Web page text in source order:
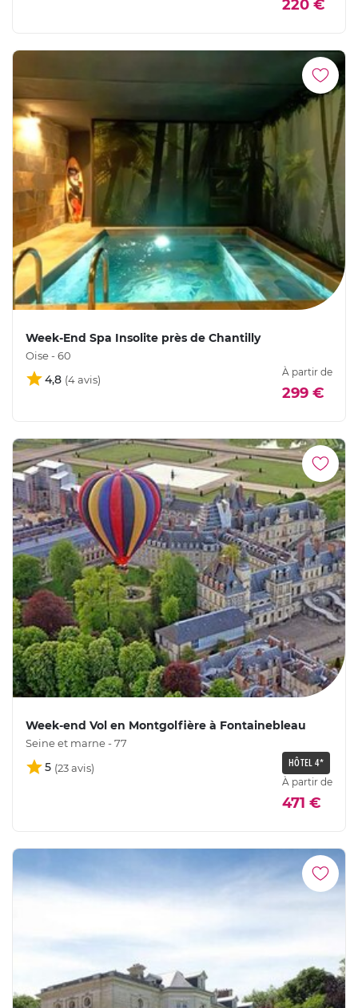
220 €
Week-End Spa Insolite près de Chantilly
Oise - 60
4,8
À partir de
299 €
Week-end Vol en Montgolfière à Fontainebleau
Seine et marne - 77
5 HÔTEL 4*
À partir de
471 €